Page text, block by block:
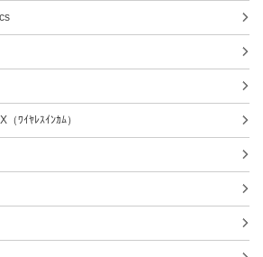
ﾜｲﾔﾚｽｲﾝｶﾑ）